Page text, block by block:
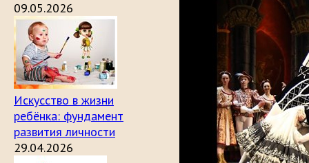
09.05.2026
Искусство в жизни
ребёнка: фундамент
развития личности
29.04.2026